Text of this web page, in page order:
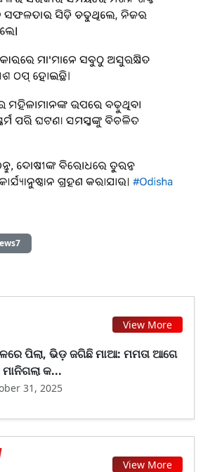
View More
ପିଲା, ଭିଡ଼ ଜଗିଛି ମାଆ: ମମତା ଆଗେ
ମାନିଗଲା କ...
31, 2025
View More